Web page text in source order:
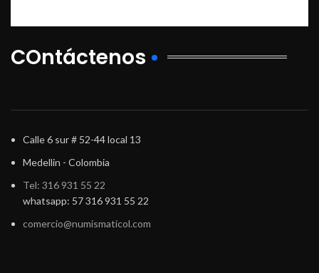
COntáctenos
Calle 6 sur # 52-44 local 13
Medellin - Colombia
Tel: 316 931 55 22
whatsapp: 57 316 931 55 22
comercio@numismaticol.com